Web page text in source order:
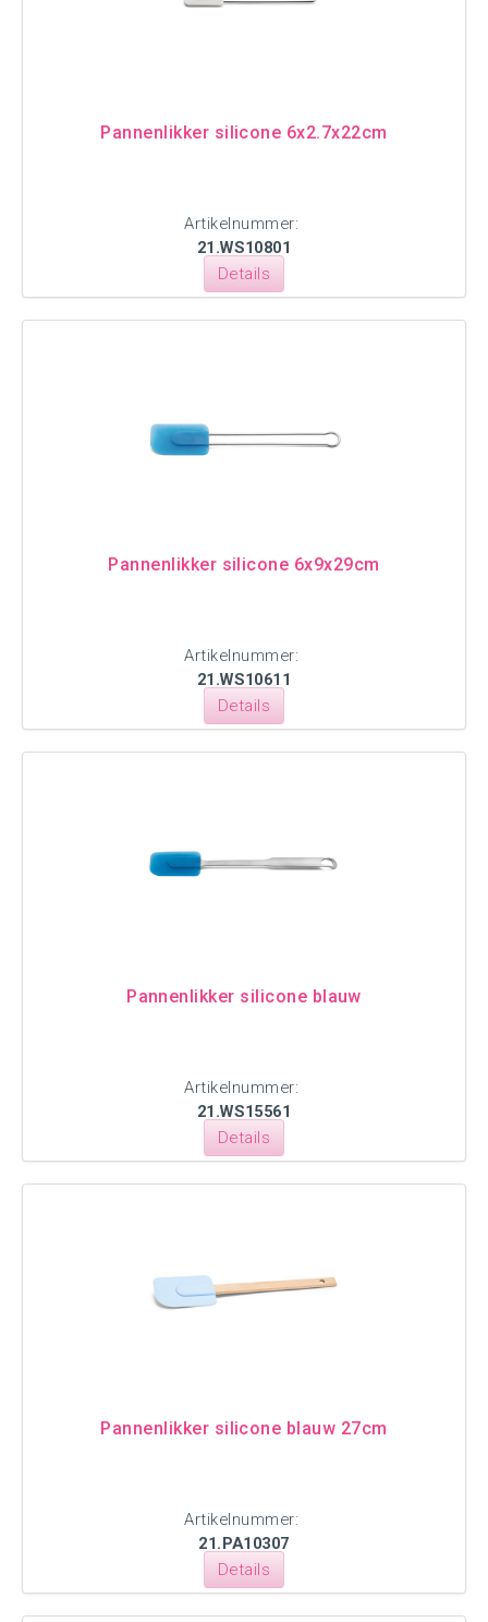
Pannenlikker silicone 6x2.7x22cm
Artikelnummer:
21.WS10801
Details
Pannenlikker silicone 6x9x29cm
Artikelnummer:
21.WS10611
Details
Pannenlikker silicone blauw
Artikelnummer:
21.WS15561
Details
Pannenlikker silicone blauw 27cm
Artikelnummer:
21.PA10307
Details